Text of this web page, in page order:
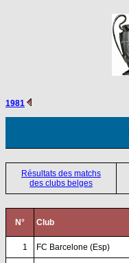
1981
Résultats des matchs
des clubs belges
N° Club
1 FC Barcelone (Esp)